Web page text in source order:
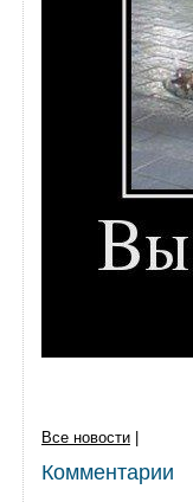
Все новости
Комментарии